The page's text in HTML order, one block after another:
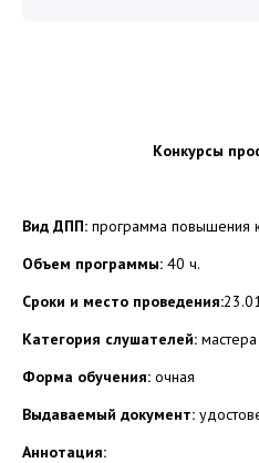
Конкурсы
Вид ДПП: программа повышения
Объем программы: 40 ч.
Сроки и место проведения:
Категория слушателей:
Форма обучения: очная
Выдаваемый документ:
Аннотация: